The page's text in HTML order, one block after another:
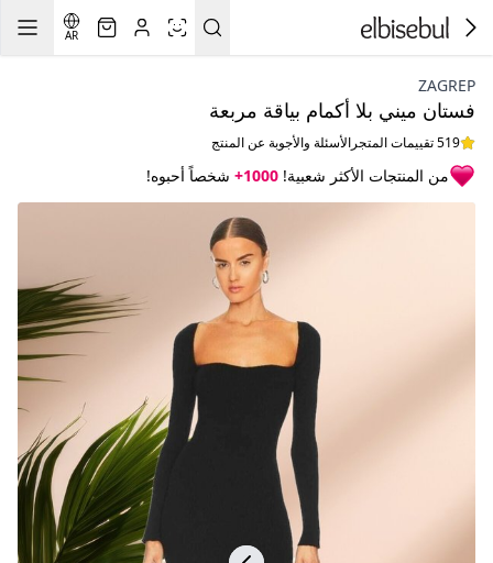
AR
ZAGREP
فستان ميني بلا أكمام بياقة مربعة
519 تقييمات المتجر الأسئلة والأجوبة عن المنتج
من المنتجات الأكثر شعبية! 1000+ شخصاً أحبوه!